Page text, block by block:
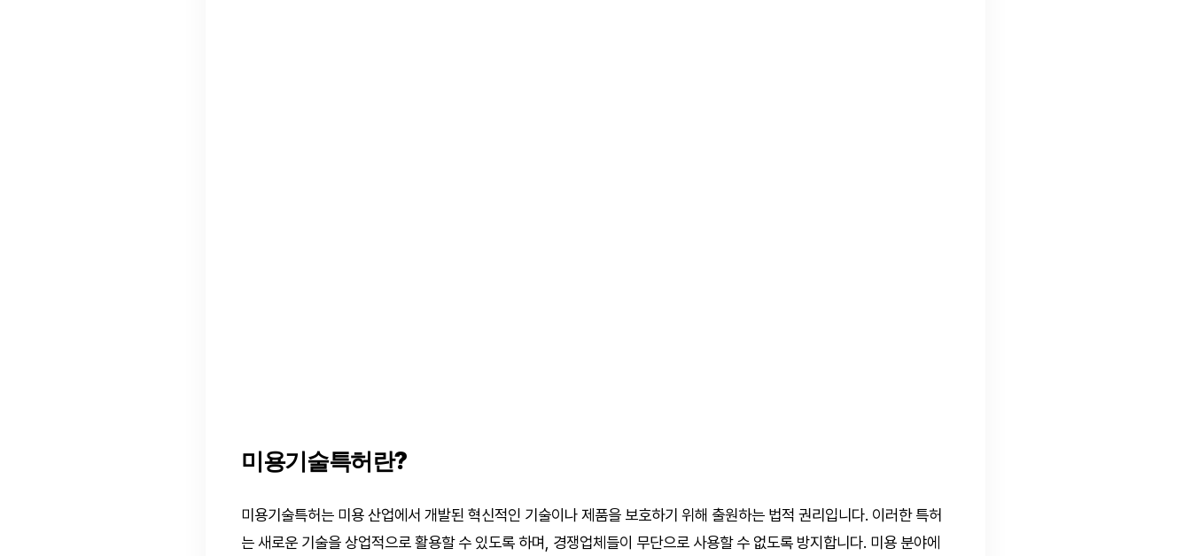
미용기술특허란?
미용기술특허는 미용 산업에서 개발된 혁신적인 기술이나 제품을 보호하기 위해 출원하는 법적 권리입니다. 이러한 특허
는 새로운 기술을 상업적으로 활용할 수 있도록 하며, 경쟁업체들이 무단으로 사용할 수 없도록 방지합니다. 미용 분야에